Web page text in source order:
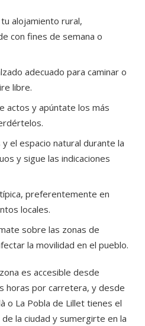
tu alojamiento rural,
con fines de semana o
adecuado para caminar o
libre.
actos y apúntate los más
el espacio natural durante la
y sigue las indicaciones
preferentemente en
locales.
sobre las zonas de
la movilidad en el pueblo.
es accesible desde
horas por carretera, y desde
o La Pobla de Lillet tienes el
la ciudad y sumergirte en la